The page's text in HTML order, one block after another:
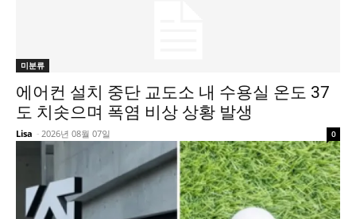
미분류
에어컨 설치 중단 교도소 내 수용실 온도 37
도 치솟으며 폭염 비상 상황 발생
Lisa - 2026년 08월 07일 0